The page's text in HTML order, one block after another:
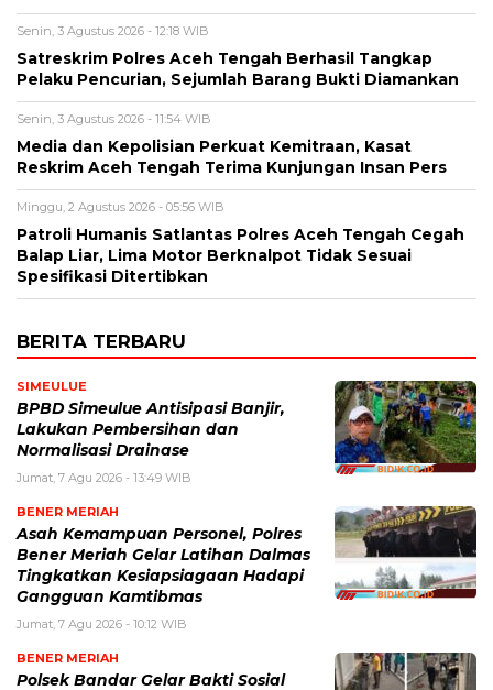
Senin, 3 Agustus 2026 - 12:18 WIB
Satreskrim Polres Aceh Tengah Berhasil Tangkap
Pelaku Pencurian, Sejumlah Barang Bukti Diamankan
Senin, 3 Agustus 2026 - 11:54 WIB
Media dan Kepolisian Perkuat Kemitraan, Kasat
Reskrim Aceh Tengah Terima Kunjungan Insan Pers
Minggu, 2 Agustus 2026 - 05:56 WIB
Patroli Humanis Satlantas Polres Aceh Tengah Cegah
Balap Liar, Lima Motor Berknalpot Tidak Sesuai
Spesifikasi Ditertibkan
BERITA TERBARU
SIMEULUE
BPBD Simeulue Antisipasi Banjir,
Lakukan Pembersihan dan
Normalisasi Drainase
Jumat, 7 Agu 2026 - 13:49 WIB
BENER MERIAH
Asah Kemampuan Personel, Polres
Bener Meriah Gelar Latihan Dalmas
Tingkatkan Kesiapsiagaan Hadapi
Gangguan Kamtibmas
Jumat, 7 Agu 2026 - 10:12 WIB
BENER MERIAH
Polsek Bandar Gelar Bakti Sosial